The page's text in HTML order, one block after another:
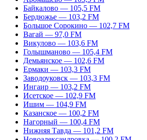
Байкалово — 105,5 FM
Бердюжье — 103,2 FM
Большое Сорокино — 102,7 FM
Вагай — 97,0 FM
Викулово — 103,6 FM
Голышманово — 105,4 FM
Демьянское — 102,6 FM
Ермаки — 103,3 FM
Заводоуковск — 103,3 FM
Ингаир — 103,2 FM
Исетское — 102,9 FM
Ишим — 104,9 FM
Казанское — 100,2 FM
Нагорный — 100,4 FM
Нижняя Тавда — 101,2 FM